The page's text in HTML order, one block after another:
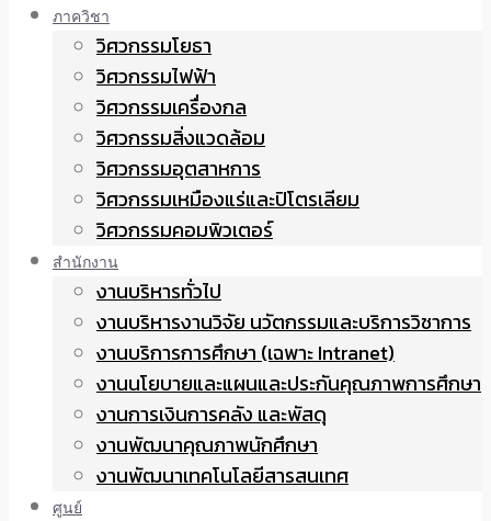
ภาควิชา
วิศวกรรมโยธา
วิศวกรรมไฟฟ้า
วิศวกรรมเครื่องกล
วิศวกรรมสิ่งแวดล้อม
วิศวกรรมอุตสาหการ
วิศวกรรมเหมืองแร่และปิโตรเลียม
วิศวกรรมคอมพิวเตอร์
สำนักงาน
งานบริหารทั่วไป
งานบริหารงานวิจัย นวัตกรรมและบริการวิชาการ
งานบริการการศึกษา (เฉพาะ Intranet)
งานนโยบายและแผนและประกันคุณภาพการศึกษา
งานการเงินการคลัง และพัสดุ
งานพัฒนาคุณภาพนักศึกษา
งานพัฒนาเทคโนโลยีสารสนเทศ
ศูนย์